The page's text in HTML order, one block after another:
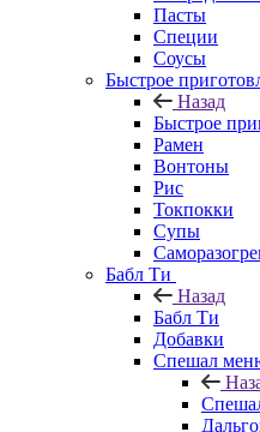
Пасты
Специи
Соусы
Быстрое
Назад
Быстрое
Рамен
Вонтоны
Рис
Токпокки
Супы
Бабл Ти
Назад
Бабл Ти
Добавки
Спешал